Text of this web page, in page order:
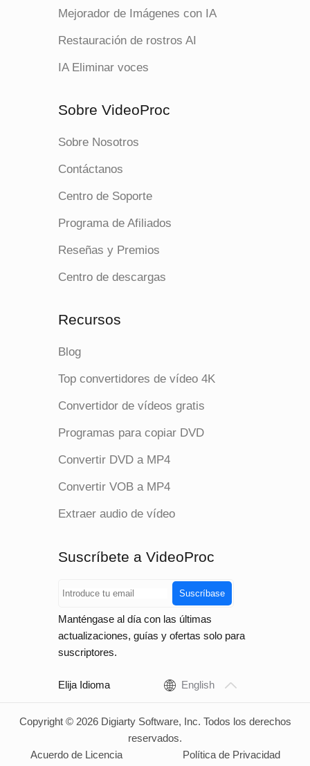
Mejorador de Imágenes con IA
Restauración de rostros AI
IA Eliminar voces
Sobre VideoProc
Sobre Nosotros
Contáctanos
Centro de Soporte
Programa de Afiliados
Reseñas y Premios
Centro de descargas
Recursos
Blog
Top convertidores de vídeo 4K
Convertidor de vídeos gratis
Programas para copiar DVD
Convertir DVD a MP4
Convertir VOB a MP4
Extraer audio de vídeo
Suscríbete a VideoProc
Suscríbase
Manténgase al día con las últimas
actualizaciones, guías y ofertas solo para
suscriptores.
Elija Idioma English
Copyright © 2026 Digiarty Software, Inc. Todos los derechos
reservados.
Acuerdo de Licencia
Política de Privacidad